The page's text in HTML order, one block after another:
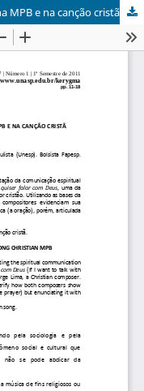
MPB e na canção cristã